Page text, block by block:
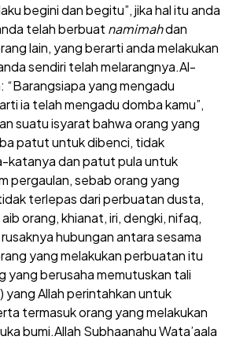
begini dan begitu”, jika hal itu anda
telah berbuat namimahdan
lain, yang berarti anda melakukan
sendiri telahmelarangnya.Al-
“Barangsiapa yang mengadu
ia telah mengadu domba kamu”,
suatu isyarat bahwa orang yang
patut untuk dibenci, tidak
katanya dan patut pula untuk
pergaulan, sebab orang yang
terlepas dari perbuatan dusta,
orang, khianat, iri, dengki, nifaq,
hubungan antara sesama
yang melakukan perbuatan itu
yang berusaha memutuskan tali
yang Allah perintahkan untuk
termasuk orang yang melakukan
bumi.Allah Subhaanahu Wata’aala